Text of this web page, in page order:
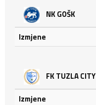
NK GOŠK
Izmjene
FK TUZLA CITY
Izmjene